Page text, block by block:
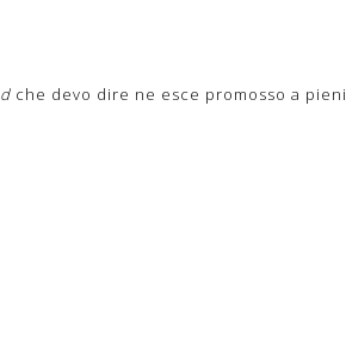
che devo dire ne esce promosso a pieni